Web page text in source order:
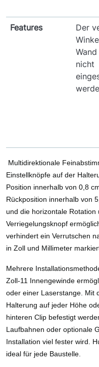
Features
Der
nicht
Multidirektionale
Einstellknöpfe auf der
Position innerhalb von 0,8
Rückposition innerhalb von
und die horizontale Rotation
Verriegelungsknopf
verhindert ein Verrutschen
in Zoll und Millimeter
Mehrere
Zoll-11 Innengewinde
oder einer Laserstange. Mit
Halterung auf jeder Höhe
hinteren Clip befestigt
Laufbahnen oder optionale
Installation viel fester wird.
ideal für jede Baustelle.